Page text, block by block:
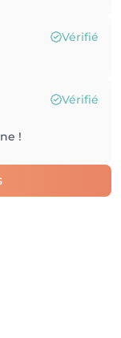
Vérifié
Vérifié
!